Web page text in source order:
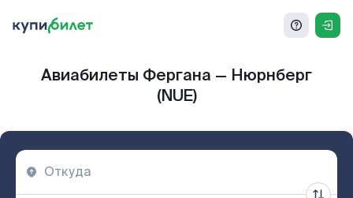
Авиабилеты Фергана — Нюрнберг
(NUE)